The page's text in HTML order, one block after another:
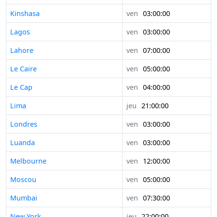
Kinshasa
ven 03:00:00
Lagos
ven 03:00:00
Lahore
ven 07:00:00
Le Caire
ven 05:00:00
Le Cap
ven 04:00:00
Lima
jeu 21:00:00
Londres
ven 03:00:00
Luanda
ven 03:00:00
Melbourne
ven
12:00:00
Moscou
ven 05:00:00
Mumbai
ven 07:30:00